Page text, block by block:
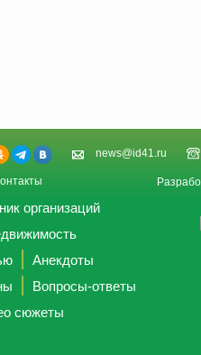
news@id41.ru
организаций
Анекдоты
Вопросы-ответы
сюжеты